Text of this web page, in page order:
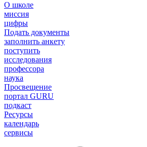
О школе
миссия
цифры
Подать документы
заполнить анкету
поступить
исследования
профессора
наука
Просвещение
портал GURU
подкаст
Ресурсы
календарь
сервисы